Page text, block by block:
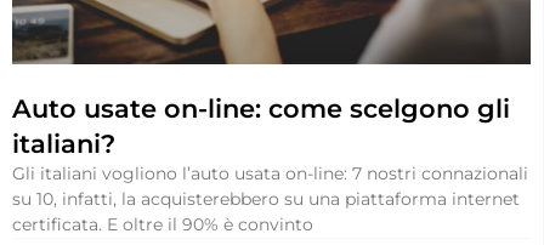
Auto usate on-line: come scelgono gli
italiani?
Gli italiani vogliono l’auto usata on-line: 7 nostri connazionali
su 10, infatti, la acquisterebbero su una piattaforma internet
certificata. E oltre il 90% è convinto